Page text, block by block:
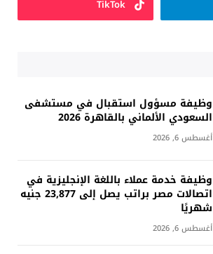
TikTok
وظيفة مسؤول استقبال في مستشفى
السعودي الألماني بالقاهرة 2026
أغسطس 6, 2026
وظيفة خدمة عملاء باللغة الإنجليزية في
اتصالات مصر براتب يصل إلى 23,877 جنيه
شهريًا
أغسطس 6, 2026